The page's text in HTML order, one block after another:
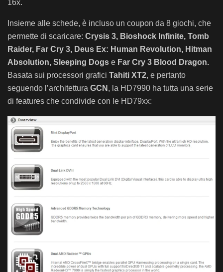
16x.
Insieme alle schede, è incluso un coupon da 8 giochi, che
permette di scaricare: Crysis 3, Bioshock Infinite, Tomb
Raider, Far Cry 3, Deus Ex: Human Revolution, Hitman
Absolution, Sleeping Dogs e Far Cry 3 Blood Dragon.
Basata sui processori grafici Tahiti XT2, e pertanto
seguendo l’architettura GCN , la HD7990 ha tutta una serie
di features che condivide con le HD79xx: